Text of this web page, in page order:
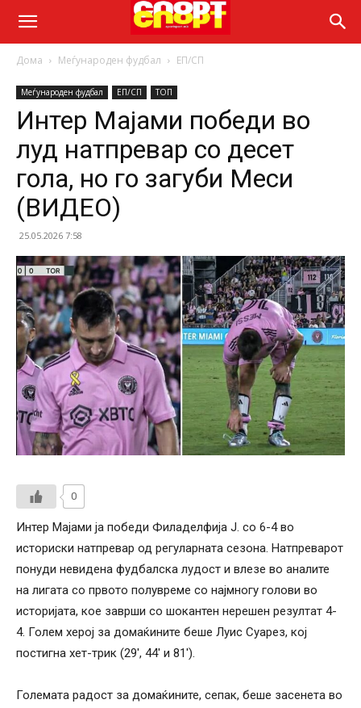
Дома Меѓународен фудбал ЕП/СП
Меѓународен фудбал ЕП/СП ТОП
Интер Мајами победи во
луд натпревар со десет
гола, но го загуби Меси
(ВИДЕО)
25.05.2026 7:58
0
Интер Мајами ја победи Филаделфија J. со 6-4 во
историски натпревар од регуларната сезона. Натпреварот
понуди невидена фудбалска лудост и влезе во аналите
на лигата со првото полувреме со најмногу голови во
историјата, кое заврши со шокантен нерешен резултат 4-
4. Голем херој за домаќините беше Луис Суарез, кој
постигна хет-трик (29′, 44′ и 81′).
Големата радост за домаќините, сепак, беше засенета во